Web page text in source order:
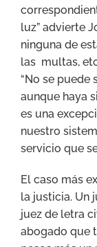
luz” advierte
ninguna de
las multas,
“No se puede
aunque haya
es una
nuestro
servicio que
El caso más
la justicia. Un
juez de letra
abogado que